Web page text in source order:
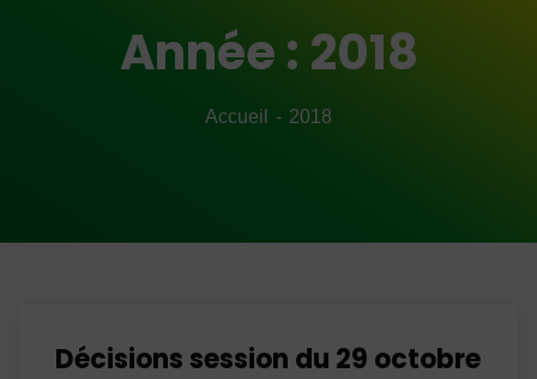
Année : 2018
Accueil 2018
Décisions session du 29 octobre